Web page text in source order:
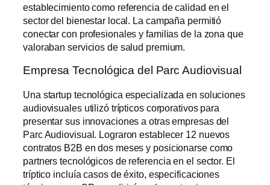
establecimiento como referencia de calidad en el
sector del bienestar local. La campaña permitió
conectar con profesionales y familias de la zona que
valoraban servicios de salud premium.
Empresa Tecnológica del Parc Audiovisual
Una startup tecnológica especializada en soluciones
audiovisuales utilizó trípticos corporativos para
presentar sus innovaciones a otras empresas del
Parc Audiovisual. Lograron establecer 12 nuevos
contratos B2B en dos meses y posicionarse como
partners tecnológicos de referencia en el sector. El
tríptico incluía casos de éxito, especificaciones